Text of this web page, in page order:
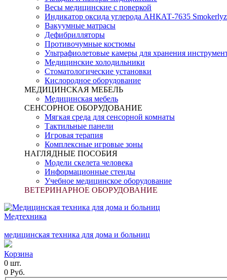
Весы медицинские с поверкой
Индикатор оксида углерода АНКАТ-7635
Вакуумные матрасы
Дефибрилляторы
Противочумные костюмы
Ультрафиолетовые камеры для хранения
Медицинские холодильники
Стоматологические установки
Кислородное оборудование
МЕДИЦИНСКАЯ МЕБЕЛЬ
Медицинская мебель
СЕНСОРНОЕ ОБОРУДОВАНИЕ
Мягкая среда для сенсорной комнаты
Тактильные панели
Игровая терапия
Комплексные игровые зоны
НАГЛЯДНЫЕ ПОСОБИЯ
Модели скелета человека
Информационные стенды
Учебное медицинское оборудование
ВЕТЕРИНАРНОЕ ОБОРУДОВАНИЕ
Медтехника
медицинская техника для дома и больниц
Корзина
0 шт.
0 Руб.